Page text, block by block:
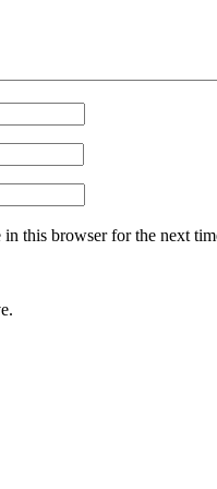
this browser for the next